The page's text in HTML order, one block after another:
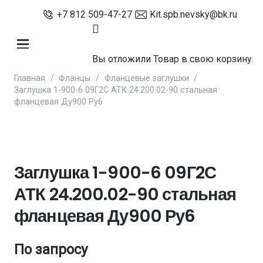
+7 812 509-47-27 Kit.spb.nevsky@bk.ru
Вы отложилиТовар в свою корзину.
Главная / Фланцы / Фланцевые заглушки /
Заглушка 1-900-6 09Г2С АТК 24.200.02-90 стальная
фланцевая Ду900 Ру6
Заглушка 1-900-6 09Г2С
АТК 24.200.02-90 стальная
фланцевая Ду900 Ру6
По запросу